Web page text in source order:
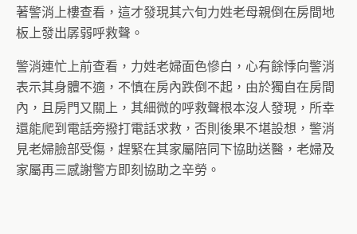
著警消上樓查看，這才發現其六旬力姓老母親倒在房間地
板上發出孱弱呼救聲。
警消連忙上前查看，力姓老婦面色慘白，心有餘悸向警消
表示其身體不適，不慎在房內跌倒不起，由於獨自在房間
內，且房門又關上，其細微的呼救聲根本沒人發現，所幸
還能爬到電話旁撥打電話求救，否則後果不堪設想，警消
見老婦臉部受傷，趕緊在其家屬陪同下協助送醫，老婦及
家屬再三感謝警方即刻協助之辛勞。